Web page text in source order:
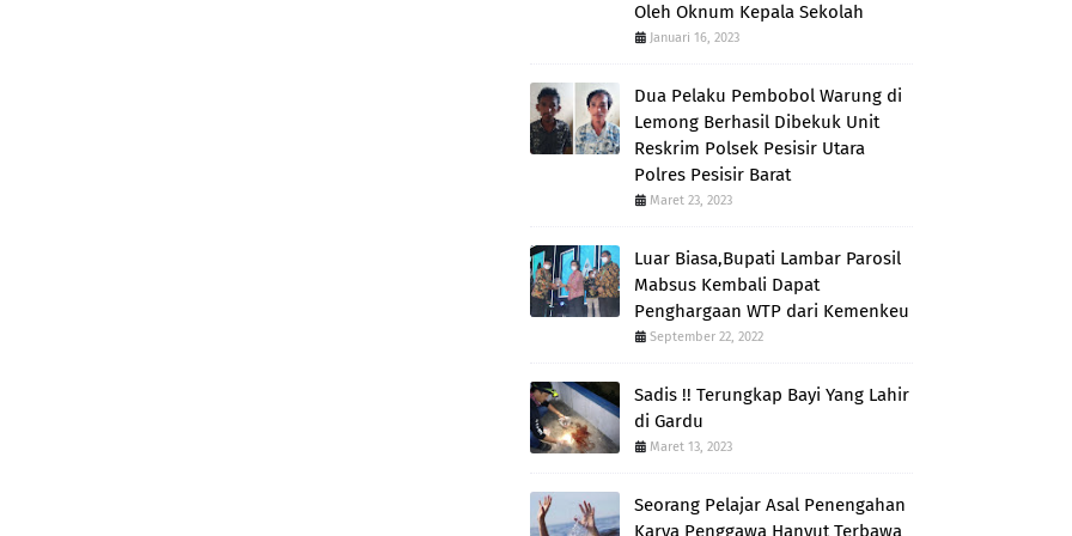
Oleh Oknum Kepala Sekolah
Januari 16, 2023
Dua Pelaku Pembobol Warung di
Lemong Berhasil Dibekuk Unit
Reskrim Polsek Pesisir Utara
Polres Pesisir Barat
Maret 23, 2023
Luar Biasa,Bupati Lambar Parosil
Mabsus Kembali Dapat
Penghargaan WTP dari Kemenkeu
September 22, 2022
Sadis !! Terungkap Bayi Yang Lahir
di Gardu
Maret 13, 2023
Seorang Pelajar Asal Penengahan
Karya Penggawa Hanyut Terbawa